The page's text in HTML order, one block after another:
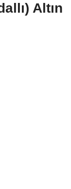
Altın